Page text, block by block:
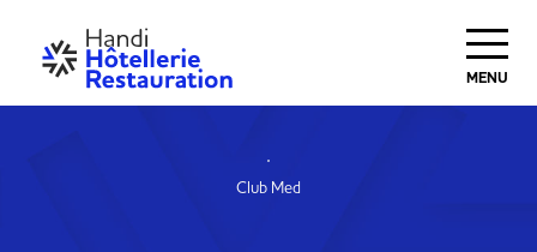
MENU
Club Med